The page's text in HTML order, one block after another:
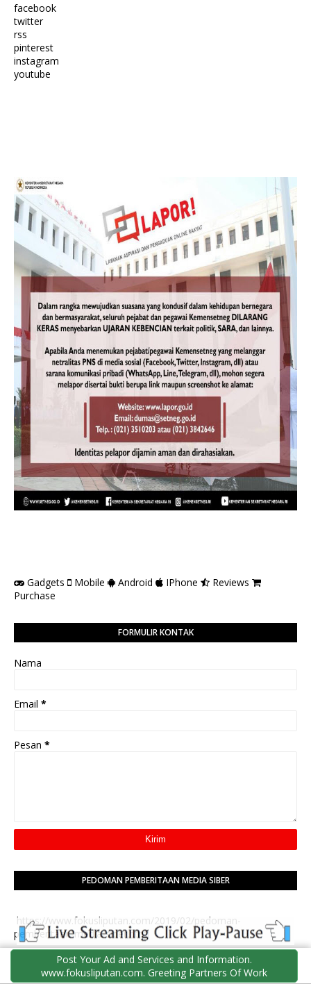
facebook
twitter
rss
pinterest
instagram
youtube
Gadgets Mobile Android IPhone
Reviews
Purchase
FORMULIR KONTAK
Nama
Email *
Pesan *
PEDOMAN PEMBERITAAN MEDIA SIBER
https://www.fokusliputan.com/2019/02/pedoman-
pemberitaan-media-siber.html
INFO PEDOMAN PEMBERITAAN MEDIA SIBER
Post Your Ad and Services and Information.
www.fokusliputan.com. Greeting Partners Of Work